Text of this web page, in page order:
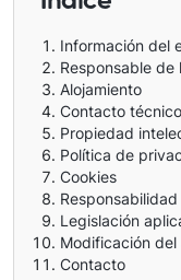
Información del
Responsable
Alojamiento
Contacto técnico
Propiedad
Política de
Cookies
Responsabilidad
Legislación
Modificación del
Contacto